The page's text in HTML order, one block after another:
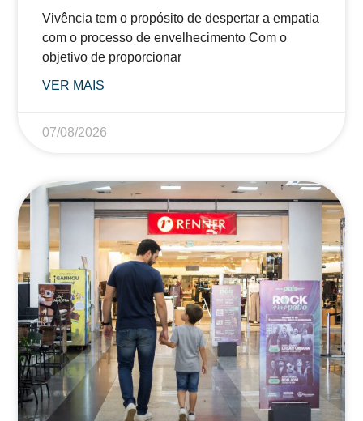
Vivência tem o propósito de despertar a empatia
com o processo de envelhecimento Com o
objetivo de proporcionar
VER MAIS
07/08/2026